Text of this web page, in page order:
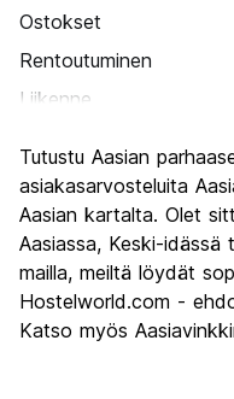
Ostokset
Rentoutuminen
Liikenne
Kulttuuri
Yöelämä
Rahanarvoinen
Tutustu Aasian
asiakasarvosteluita
Aasian kartalta. Olet
Aasiassa, Keski-
mailla, meiltä löydät
Hostelworld.com -
Katso myös